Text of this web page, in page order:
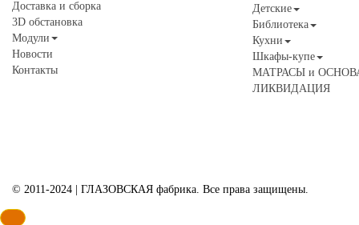
Доставка и сборка
3D обстановка
Модули
Новости
Контакты
Детские
Библиотека
Кухни
Шкафы-купе
МАТРАСЫ и
ЛИКВИДАЦИЯ
© 2011-2024 | ГЛАЗОВСКАЯ фабрика. Все права защищены.